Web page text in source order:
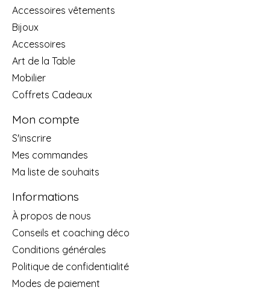
Accessoires vêtements
Bijoux
Accessoires
Art de la Table
Mobilier
Coffrets Cadeaux
Mon compte
S'inscrire
Mes commandes
Ma liste de souhaits
Informations
À propos de nous
Conseils et coaching déco
Conditions générales
Politique de confidentialité
Modes de paiement